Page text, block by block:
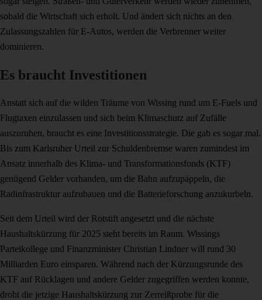
sobald die Wirtschaft sich erholt. Und ändert sich nichts an den
Zulassungszahlen für E-Autos, werden die Verbrenner weiter
dominieren.
Es braucht Investitionen
Anstatt sich auf die wilden Träume von Wissing rund um E-Fuels und
Flugtaxen einzulassen und sich beim Klimaschutz auf Zufälle
auszuruhen, braucht es eine Investitionsstrategie. Die gab es sogar mal.
Bis zum Karlsruher Urteil zur Schuldenbremse waren zumindest im
Ansatz innerhalb des Klima- und Transformationsfonds (KTF)
genügend Gelder vorhanden, um die Bahn aufzupäppeln, die
Radinfrastruktur aufzubauen und die Batterieforschung anzukurbeln.
Seit dem Urteil wird der Rotstift angesetzt und die nächste
Haushaltskürzung für 2025 steht bereits im Raum. Wissings
Parteikollege und Finanzminister Christian Lindner will rund 30
Milliarden Euro einsparen. Während nach der Kürzungsrunde des
KTF auf Rücklagen und andere Gelder zugegriffen werden konnte,
droht die jetzige Haushaltskürzung zur Zerreißprobe für die